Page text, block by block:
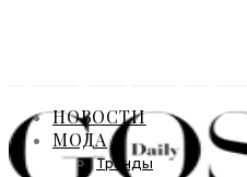
НОВОСТИ
МОДА
Тренды